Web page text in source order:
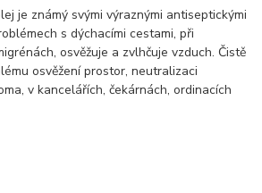
je známý svými výraznými antiseptickými
s dýchacími cestami, při
osvěžuje a zvlhčuje vzduch. Čistě
osvěžení prostor, neutralizaci
v kancelářích, čekárnách, ordinacích